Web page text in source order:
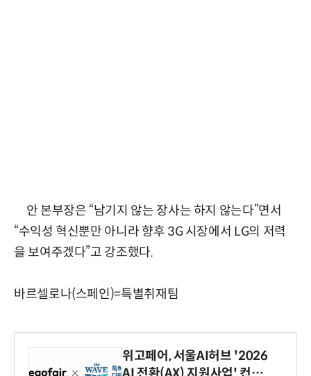
안 본부장은 “남기지 않는 장사는 하지 않는다”면서
“수익성 혁신뿐만 아니라 향후 3G 시장에서 LG의 저력
을 보여주겠다”고 강조했다.
바르셀로나(스페인)=특별취재팀
위고페어, 서울AI허브 '2026